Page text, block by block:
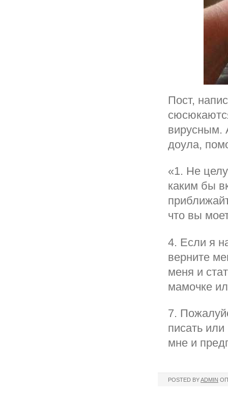
Пост,
вирусным.
доула,
«1. Не
каким бы
что вы
4. Если я
верните
меня и
мамочке
7.
писать
мне и
POSTED BYADMIN